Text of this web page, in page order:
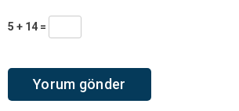
5 + 14 =